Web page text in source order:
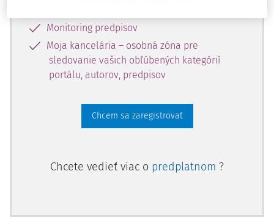
Monitoring predpisov
Moja kancelária – osobná zóna pre
sledovanie vašich obľúbených kategórií
portálu, autorov, predpisov
Chcem sa zaregistrovať
Chcete vedieť viac o predplatnom ?